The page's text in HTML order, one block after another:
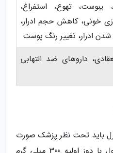
تهوع، استفراغ،
خونی، کاهش حجم ادرار،
شدن ادرار، تغییر رنگ پوست
داروهای ضد التهابی
باید تحت نظر پزشک صورت